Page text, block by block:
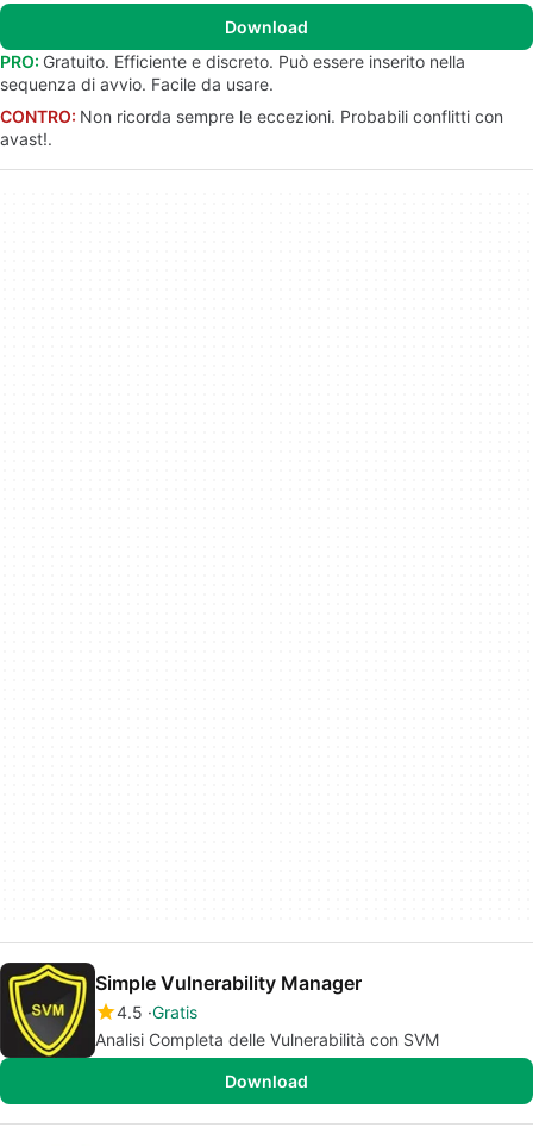
Download
PRO: Gratuito. Efficiente e discreto. Può essere inserito nella
sequenza di avvio. Facile da usare.
CONTRO: Non ricorda sempre le eccezioni. Probabili conflitti con
avast!.
Simple Vulnerability Manager
4.5 Gratis
Analisi Completa delle Vulnerabilità con SVM
Download